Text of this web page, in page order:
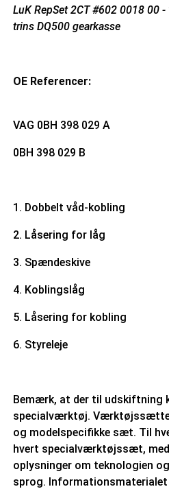
LuK RepSet 2CT #602 0018 00
trins DQ500 gearkasse
OE Referencer:
VAG 0BH 398 029 A
0BH 398 029 B
1. Dobbelt våd-kobling
2. Låsering for låg
3. Spændeskive
4. Koblingslåg
5. Låsering for kobling
6. Styreleje
Bemærk, at der til udskiftning
specialværktøj.
og modelspecifikke sæt. Til
hvert specialværktøjssæt,
oplysninger om teknologien
sprog. Informationsmaterialet